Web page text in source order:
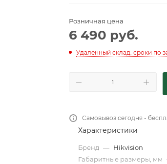
Розничная цена
6 490 руб.
Удаленный склад: сроки по
Самовывоз сегодня -
Характеристики
Бренд — Hikvision
Габаритные размеры, мм